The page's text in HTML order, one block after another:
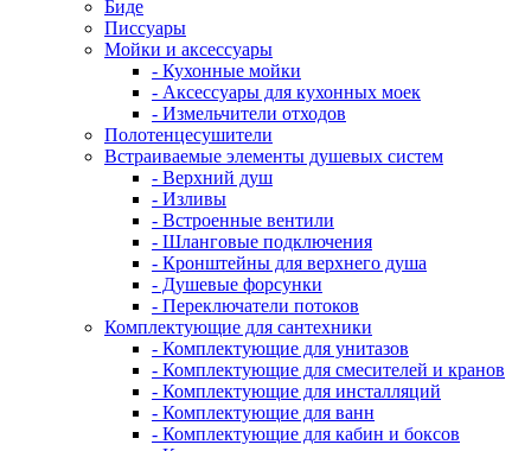
Биде
Писсуары
Мойки и аксессуары
- Кухонные мойки
- Аксессуары для кухонных моек
- Измельчители отходов
Полотенцесушители
Встраиваемые элементы душевых систем
- Верхний душ
- Изливы
- Встроенные вентили
- Шланговые подключения
- Кронштейны для верхнего душа
- Душевые форсунки
- Переключатели потоков
Комплектующие для сантехники
- Комплектующие для унитазов
- Комплектующие для смесителей и кранов
- Комплектующие для инсталляций
- Комплектующие для ванн
- Комплектующие для кабин и боксов